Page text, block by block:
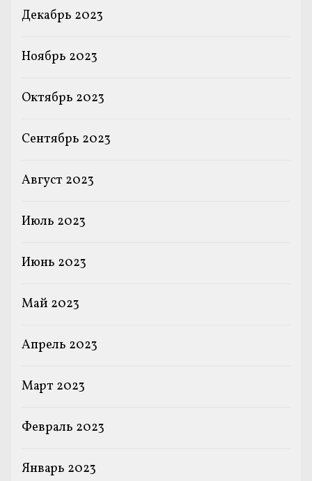
Декабрь 2023
Ноябрь 2023
Октябрь 2023
Сентябрь 2023
Август 2023
Июль 2023
Июнь 2023
Май 2023
Апрель 2023
Март 2023
Февраль 2023
Январь 2023